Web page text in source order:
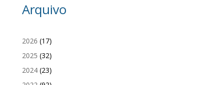
Arquivo
2026 (17)
2025 (32)
2024(23)